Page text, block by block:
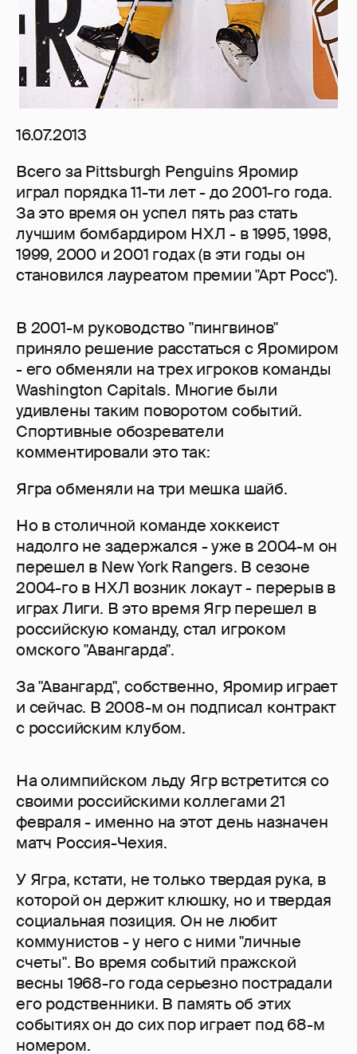
16.07.2013
Всего за Pittsburgh Penguins Яромир
играл порядка 11-ти лет - до 2001-го года.
За это время он успел пять раз стать
лучшим бомбардиром НХЛ - в 1995, 1998,
1999, 2000 и 2001 годах (в эти годы он
становился лауреатом премии "Арт Росс").
В 2001-м руководство "пингвинов"
приняло решение расстаться с Яромиром
- его обменяли на трех игроков команды
Washington Capitals. Многие были
удивлены таким поворотом событий.
Спортивные обозреватели
комментировали это так:
Ягра обменяли на три мешка шайб.
Но в столичной команде хоккеист
надолго не задержался - уже в 2004-м он
перешел в New York Rangers. В сезоне
2004-го в НХЛ возник локаут - перерыв в
играх Лиги. В это время Ягр перешел в
российскую команду, стал игроком
омского "Авангарда".
За "Авангард", собственно, Яромир играет
и сейчас. В 2008-м он подписал контракт
с российским клубом.
На олимпийском льду Ягр встретится со
своими российскими коллегами 21
февраля - именно на этот день назначен
матч Россия-Чехия.
У Ягра, кстати, не только твердая рука, в
которой он держит клюшку, но и твердая
социальная позиция. Он не любит
коммунистов - у него с ними "личные
счеты". Во время событий пражской
весны 1968-го года серьезно пострадали
его родственники. В память об этих
событиях он до сих пор играет под 68-м
номером.